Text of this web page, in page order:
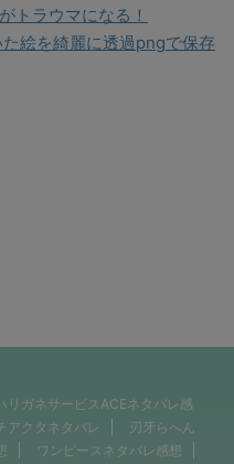
トラウマになる！
た絵を綺麗に透過pngで保存
リガネサービスACEネタバレ感
アクタネタバレ
刃牙らへん
ワンピースネタバレ感想